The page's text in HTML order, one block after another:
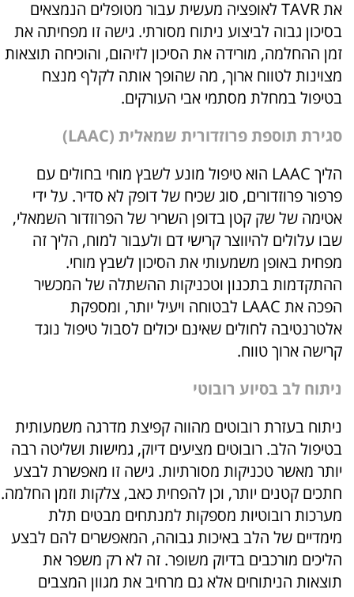
את TAVR לאופציה מעשית עבור מטופלים הנמצאים
בסיכון גבוה לביצוע ניתוח מסורתי. גישה זו מפחיתה את
זמן ההחלמה, מורידה את הסיכון לזיהום, והוכיחה תוצאות
מצוינות לטווח ארוך, מה שהופך אותה לקלף מנצח
בטיפול במחלת מסתמי אבי העורקים.
סגירת תוספת פרוזדורית שמאלית (LAAC)
הליך LAAC הוא טיפול מונע לשבץ מוחי בחולים עם
פרפור פרוזדורים, סוג שכיח של דופק לא סדיר. על ידי
אטימה של שק קטן בדופן השריר של הפרוזדור השמאלי,
שבו עלולים להיווצר קרישי דם ולעבור למוח, הליך זה
מפחית באופן משמעותי את הסיכון לשבץ מוחי.
ההתקדמות בתכנון וטכניקות ההשתלה של המכשיר
הפכה את LAAC לבטוחה ויעיל יותר, ומספקת
אלטרנטיבה לחולים שאינם יכולים לסבול טיפול נוגד
קרישה ארוך טווח.
ניתוח לב בסיוע רובוטי
ניתוח בעזרת רובוטים מהווה קפיצת מדרגה משמעותית
בטיפול הלב. רובוטים מציעים דיוק, גמישות ושליטה רבה
יותר מאשר טכניקות מסורתיות. גישה זו מאפשרת לבצע
חתכים קטנים יותר, וכן להפחית כאב, צלקות וזמן החלמה.
מערכות רובוטיות מספקות למנתחים מבטים תלת
מימדיים של הלב באיכות גבוהה, המאפשרים להם לבצע
הליכים מורכבים בדיוק משופר. זה לא רק משפר את
תוצאות הניתוחים אלא גם מרחיב את מגוון המצבים